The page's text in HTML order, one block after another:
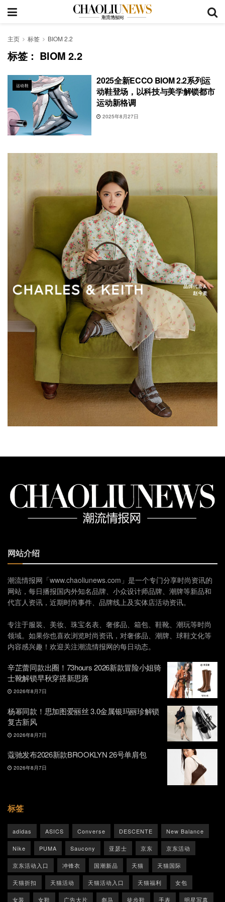
主页 标签 BIOM 2.2
标签： BIOM 2.2
运动鞋
2025全新ECCO BIOM 2.2系列运
动鞋登场，以科技与美学解锁都市
运动新格调
2025年8月27日
网站介绍
潮流情报网「www.chaoliunews.com」是一个专门分享时尚资讯的
网站，每日播报国内外知名品牌、小众设计师品牌、潮牌等新品和
代言人资讯，近期时尚事件、品牌线上及实体店活动资讯。
专注于服装、美妆、珠宝名表、奢侈品、箱包、鞋靴、潮玩等时尚
领域。如果你也喜欢浏览时尚资讯，对奢侈品、潮牌、球鞋文化等
内容感兴趣！欢迎关注潮流情报网的每日动态。
辛芷蕾同款出圈！73hours 2026新款冒险小姐骑
士靴解锁早秋穿搭新思路
2026年8月7日
杨幂同款！思加图爱丽丝 3.0金属银玛丽珍解锁
复古新风
2026年8月7日
蔻驰发布2026新款BROOKLYN 26号单肩包
2026年8月7日
标签
adidas ASICS Converse DESCENTE New Balance
Nike PUMA Saucony 亚瑟士 京东 京东活动
京东活动入口 冲锋衣 国潮新品 天猫 天猫国际
天猫折扣 天猫活动 天猫活动入口 天猫福利 女包
女装 女鞋 广告大片 彪马 徒步鞋 手表 明星写真